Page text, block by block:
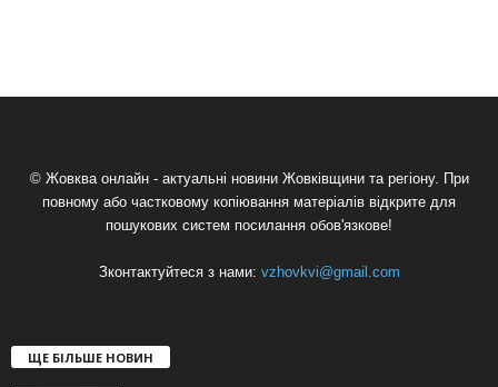
© Жовква онлайн - актуальні новини Жовківщини та регіону. При
повному або частковому копіювання матеріалів відкрите для
пошукових систем посилання обов'язкове!
Зконтактуйтеся з нами: vzhovkvi@gmail.com
ЩЕ БІЛЬШЕ НОВИН